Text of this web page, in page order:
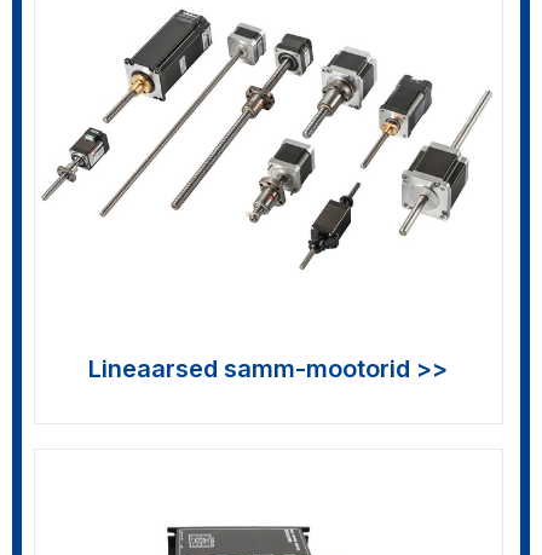
Lineaarsed samm-mootorid >>